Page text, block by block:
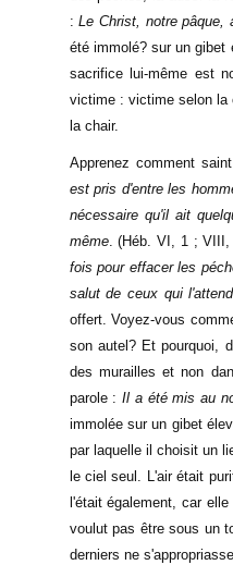
:Le Christ, notre pâque,
été immolé? sur un gibet
sacrifice lui-même est
victime : victime selon la
la chair.
Apprenez comment
est pris d'entre les
nécessaire qu'il ait
même. (Héb. VI, 1 ;
fois pour effacer les
salut de ceux qui
offert. Voyez-vous
son autel? Et pourquoi,
des murailles et non
parole :Il a été mis au
immolée sur un gibet
par laquelle il choisit un
le ciel seul. L'air était
l'était également, car
voulut pas être sous un
derniers ne